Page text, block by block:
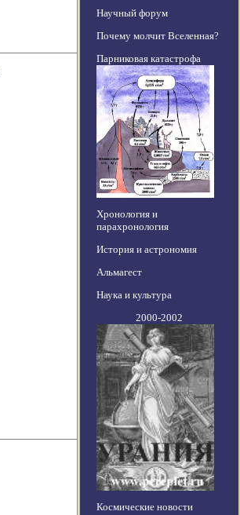
Научный форум
Почему молчит Вселенная?
Парниковая катастрофа
Хронология и
парахронология
История и астрономия
Альмагест
Наука и культура
2000-2002
Космические новости